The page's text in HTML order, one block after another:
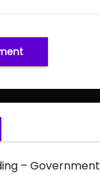
– Government